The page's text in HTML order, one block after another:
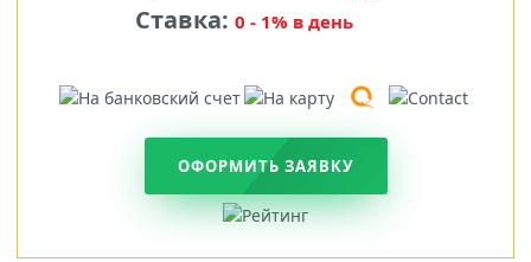
Ставка: 0 - 1% в день
ОФОРМИТЬ ЗАЯВКУ